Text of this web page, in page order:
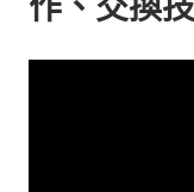
作、交換